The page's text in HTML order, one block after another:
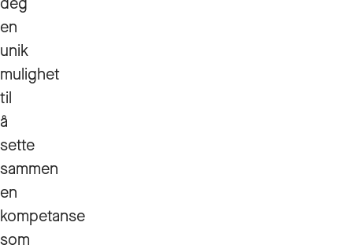
en
unik
mulighet
til
å
sette
sammen
en
kompetanse
som